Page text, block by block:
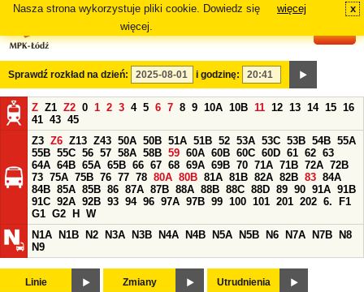
Nasza strona wykorzystuje pliki cookie. Dowiedz się
więcej.
więcej x
Sprawdź rozkład na dzień: i godzinę:
Z Z1 Z2 0 1 2 3 4 5 6 7 8 9 10A 10B 11 12 13 14 15 16
41 43 45
Z3 Z6 Z13 Z43 50A 50B 51A 51B 52 53A 53C 53B 54B 55A
55B 55C 56 57 58A 58B 59 60A 60B 60C 60D 61 62 63
64A 64B 65A 65B 66 67 68 69A 69B 70 71A 71B 72A 72B
73 75A 75B 76 77 78 80A 80B 81A 81B 82A 82B 83 84A
84B 85A 85B 86 87A 87B 88A 88B 88C 88D 89 90 91A 91B
91C 92A 92B 93 94 96 97A 97B 99 100 101 201 202 6.
F1
G1 G2 H
W
N1A
N1B N2 N3A N3B N4A N4B N5A N5B N6 N7A N7B
N8
N9
Linie Zmiany Utrudnienia